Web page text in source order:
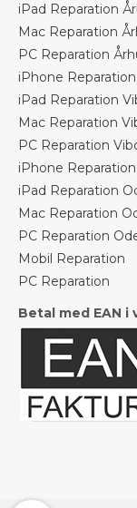
iPad Reparation
Mac Reparation
PC Reparation
iPhone
iPad Reparation
Mac Reparation
PC Reparation
iPhone
iPad Reparation
Mac Reparation
PC Reparation
Mobil Reparation
PC Reparation
Betal med EAN